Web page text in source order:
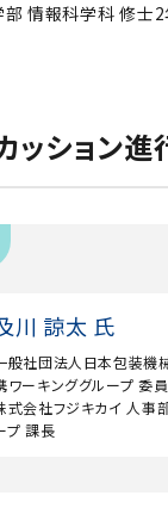
情報科学科 修士2
ッション進
川 諒太 氏
般社団法人日本包装機
ワーキンググループ 委員
式会社フジキカイ 人事
プ 課長